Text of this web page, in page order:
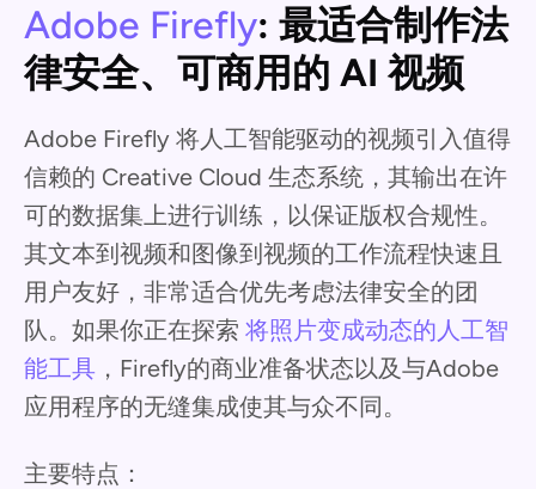
Adobe Firefly: 最适合制作法
律安全、可商用的 AI 视频
Adobe Firefly 将人工智能驱动的视频引入值得
信赖的 Creative Cloud 生态系统，其输出在许
可的数据集上进行训练，以保证版权合规性。
其文本到视频和图像到视频的工作流程快速且
用户友好，非常适合优先考虑法律安全的团
队。如果你正在探索 将照片变成动态的人工智
能工具 ，Firefly的商业准备状态以及与Adobe
应用程序的无缝集成使其与众不同。
主要特点：